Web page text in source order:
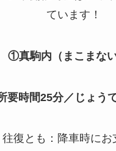
ています！
①真駒内（まこまな
要時間25分／じょう
往復とも：降車時にお